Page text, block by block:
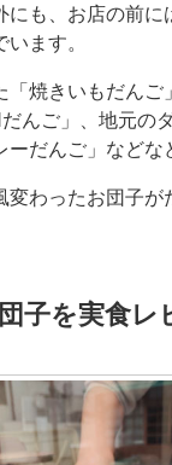
にも、お店の前に
ます。
「焼きいもだんご
んご」、地元の
ーだんご」など
変わったお団子が
子を実食レ